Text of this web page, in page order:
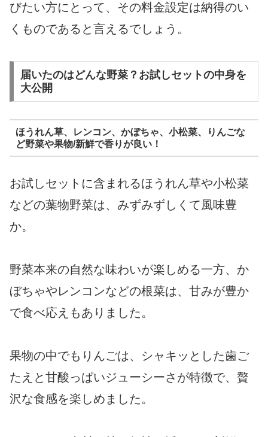
びたい方にとって、その料金設定は納得のい
くものであると言えるでしょう。
届いたのはどんな野菜？お試しセットの中身を
大公開
ほうれん草、レンコン、かぼちゃ、小松菜、りんごな
ど野菜や果物/新鮮で香りが良い！
お試しセットに含まれるほうれん草や小松菜
などの葉物野菜は、みずみずしくて風味豊
か。
野菜本来の自然な味わいが楽しめる一方、か
ぼちゃやレンコンなどの根菜は、甘みが豊か
で食べ応えもありました。
果物の中でもりんごは、シャキッとした歯ご
たえと甘酸っぱいジューシーさが特徴で、贅
沢な食感を楽しめました。